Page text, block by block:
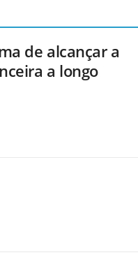
de alcançar a
a longo